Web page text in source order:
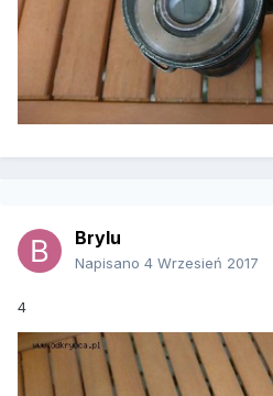
Brylu
Napisano 4 Wrzesień 2017
4